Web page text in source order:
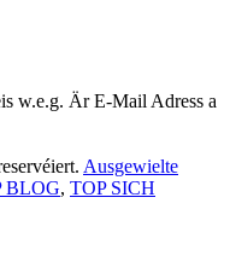
w.e.g. Är E-Mail Adress a
Ausgewielte
BLOG, TOP SICH